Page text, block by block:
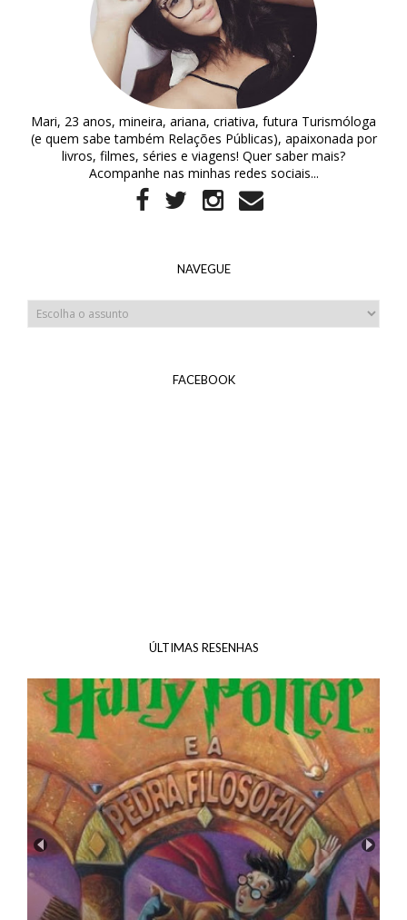
Mari, 23 anos, mineira, ariana, criativa, futura Turismóloga
(e quem sabe também Relações Públicas), apaixonada por
livros, filmes, séries e viagens! Quer saber mais?
Acompanhe nas minhas redes sociais...
NAVEGUE
FACEBOOK
ÚLTIMAS RESENHAS